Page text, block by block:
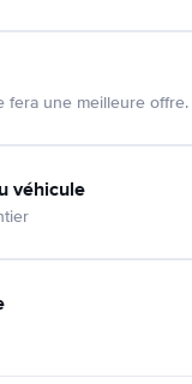
fera une meilleure offre.
véhicule